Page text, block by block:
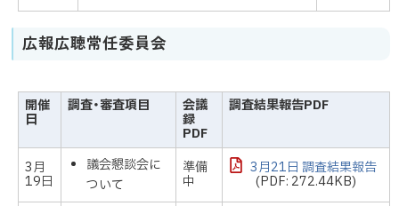
広報広聴常任委員会
開催
日
調査・審査項目 会議
録
PDF
調査結果報告PDF
3月
19日
議会懇談会に
ついて
準備
中
3月21日 調査結果報告
(PDF: 272.44KB)